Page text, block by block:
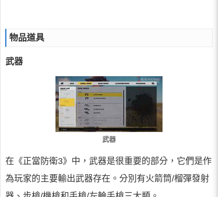
物品道具
武器
武器
在《正當防衛3》中，武器是很重要的部分，它們是作
為玩家的主要輸出武器存在。分別有火箭筒/榴彈發射